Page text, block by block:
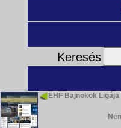
Keresés
EHF Bajnokok Ligája